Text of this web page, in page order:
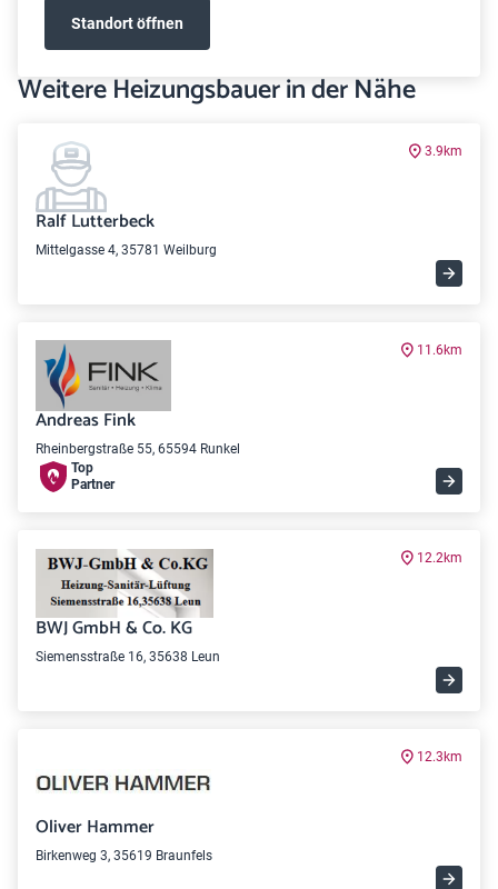
Standort öffnen
Weitere Heizungsbauer in der Nähe
3.9km
Ralf Lutterbeck
Mittelgasse 4, 35781 Weilburg
11.6km
Andreas Fink
Rheinbergstraße 55, 65594 Runkel
Top
Partner
12.2km
BWJ GmbH & Co. KG
Siemensstraße 16, 35638 Leun
12.3km
Oliver Hammer
Birkenweg 3, 35619 Braunfels